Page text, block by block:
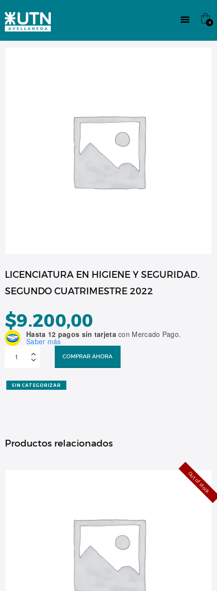
0
CULTURA
LICENCIATURA EN HIGIENE Y SEGURIDAD.
SEGUNDO CUATRIMESTRE 2022
$9.200,00
Hasta 12 pagos sin tarjetacon Mercado Pago.
Saber más
HIGIENE
SEGUNDO
CUATRIMESTRE
COMPRAR AHORA
SIN CATEGORIZAR
Productos relacionados
Out of stock